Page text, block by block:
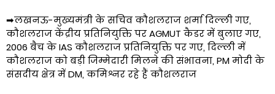
➡लखनऊ-मुख्यमंत्री के सचिव कौशलराज शर्मा दिल्ली गए,
कौशलराज केंद्रीय प्रतिनियुक्ति पर AGMUT कैडर में बुलाए गए,
2006 बैच के IAS कौशलराज प्रतिनियुक्ति पर गए, दिल्ली में
कौशलराज को बड़ी जिम्मेदारी मिलने की संभावना, PM मोदी के
संसदीय क्षेत्र में DM, कमिश्नर रहे हैं कौशलराज